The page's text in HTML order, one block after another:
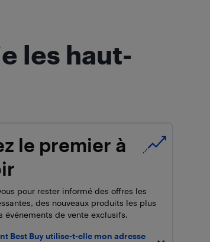
les haut-
le premier à
pour rester informé des offres les
des nouveaux produits les plus
événements de vente exclusifs.
Best Buy utilise-t-elle mon adresse